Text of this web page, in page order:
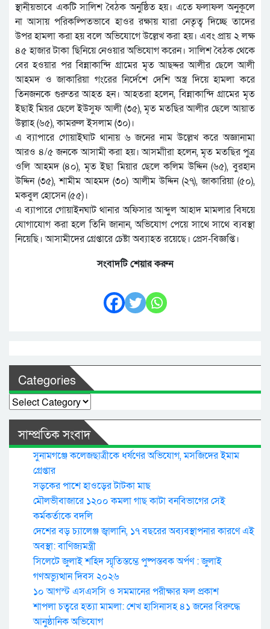
স্থানীয়ভাবে একটি সালিশ বৈঠক অনুষ্ঠিত হয়। এতে ফলাফল অনুকূলে
না আসায় পরিকল্পিতভাবে হাওর রক্ষায় যারা নেতৃত্ব দিচ্ছে তাদের
উপর হামলা করা হয় বলে অভিযোগে উল্লেখ করা হয়। এবং প্রায় ২ লক্ষ
৪৫ হাজার টাকা ছিনিয়ে নেওয়ার অভিযোগ করেন। সালিশ বৈঠক থেকে
বের হওয়ার পর বিন্নাকান্দি গ্রামের মৃত আছদ্দর আলীর ছেলে আলী
আহমদ ও জাকারিয়া গংরের নির্দেশে দেশি অস্ত্র দিয়ে হামলা করে
তিনজনকে গুরুতর আহত হন। আহতরা হলেন, বিন্নাকান্দি গ্রামের মৃত
ইছাই মিয়র ছেলে ইউসুফ আলী (৩৫), মৃত মতছির আলীর ছেলে আয়াত
উল্লাহ (৬৫), কামরুল ইসলাম (৩০)।
এ ব্যাপারে গোয়াইঘাট থানায় ৬ জনের নাম উল্লেখ করে অজ্ঞানামা
আরও ৪/৫ জনকে আসামী করা হয়। আসমাীরা হলেন, মৃত মতছির পুত্র
ওলি আহমদ (৪০), মৃত ইছা মিয়ার ছেলে কলিম উদ্দিন (৬৫), বুরহান
উদ্দিন (৩৫), শামীম আহমদ (৩০) আলীম উদ্দিন (২৭), জাকারিয়া (৫০),
মকবুল হোসেন (৫৫)।
এ ব্যাপারে গোয়াইনঘাট থানার অফিসার আব্দুল আহাদ মামলার বিষয়ে
যোগাযোগ করা হলে তিনি জানান, অভিযোগ পেয়ে সাথে সাথে ব্যবস্থা
নিয়েছি। আসামীদের গ্রেপ্তারে চেষ্টা অব্যাহত রয়েছে। প্রেস-বিজ্ঞপ্তি।
সংবাদটি শেয়ার করুন
Categories
Categories
সাম্প্রতিক সংবাদ
সুনামগঞ্জে কলেজছাত্রীকে ধর্ষণের অভিযোগ, মসজিদের ইমাম
গ্রেপ্তার
সড়কের পাশে হাওড়ের টাটকা মাছ
মৌলভীবাজারে ১২০০ কমলা গাছ কাটা বনবিভাগের সেই
কর্মকর্তাকে বদলি
দেশের বড় চ্যালেঞ্জ জ্বালানি, ১৭ বছরের অব্যবস্থাপনার কারণে এই
অবস্থা: বাণিজ্যমন্ত্রী
সিলেটে জুলাই শহিদ স্মৃতিস্তম্ভে পুষ্পস্তবক অর্পণ : জুলাই
গণঅভ্যুত্থান দিবস ২০২৬
১০ আগস্ট এসএসসি ও সমমানের পরীক্ষার ফল প্রকাশ
শাপলা চত্বরে হত্যা মামলা: শেখ হাসিনাসহ ৪১ জনের বিরুদ্ধে
আনুষ্ঠানিক অভিযোগ